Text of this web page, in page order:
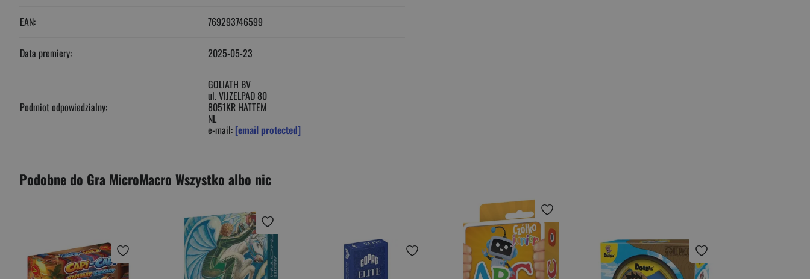
EAN: 769293746599
Data premiery: 2025-05-23
Podmiot odpowiedzialny:
GOLIATH BV
ul. VIJZELPAD 80
8051KR HATTEM
NL
e-mail: [email protected]
Podobne do Gra MicroMacro Wszystko albo nic